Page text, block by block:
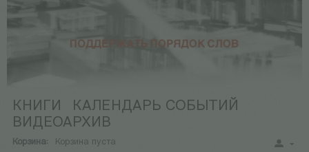
КНИГИ
КАЛЕНДАРЬ СОБЫТИЙ
ВИДЕОАРХИВ
Корзина: Корзина пуста